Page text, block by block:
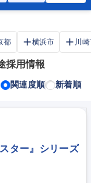
都 横浜市 川
採用情報
関連度順 新着順
ター』シリーズ